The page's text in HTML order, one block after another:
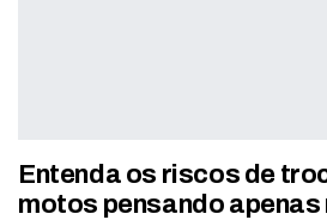
Entenda os riscos de
motos pensando